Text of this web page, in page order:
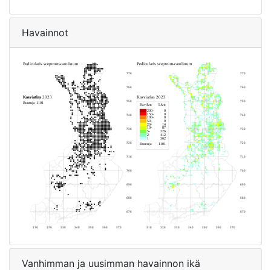
Havainnot
Vanhimman ja uusimman havainnon ikä